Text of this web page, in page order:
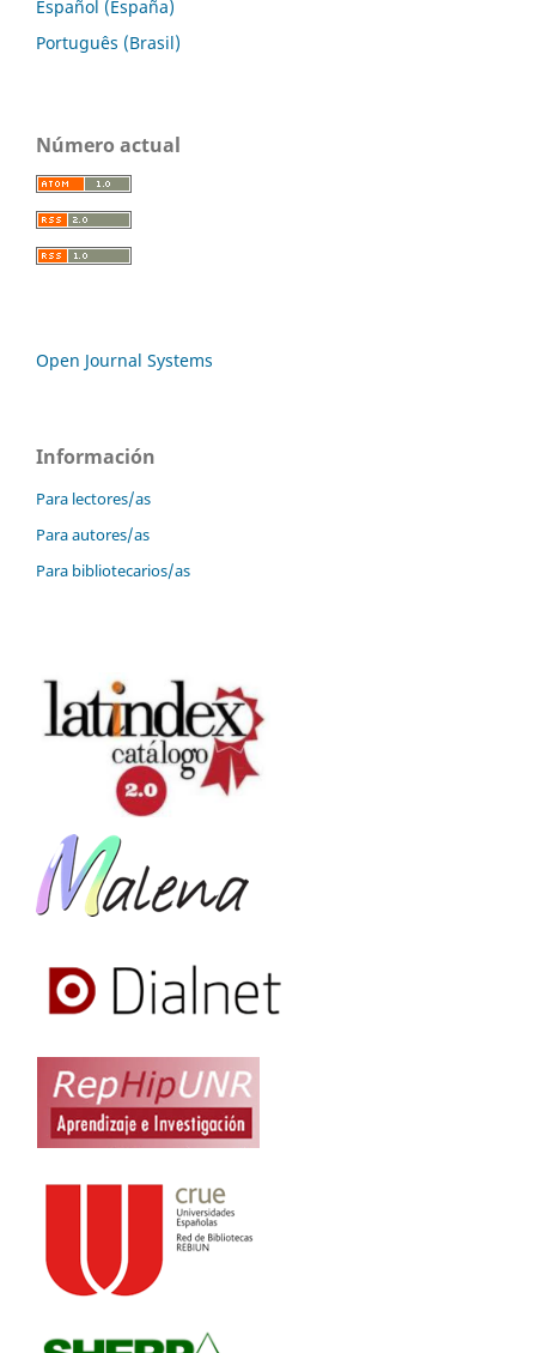
Español (España)
Português (Brasil)
Número actual
Open Journal Systems
Información
Para lectores/as
Para autores/as
Para bibliotecarios/as